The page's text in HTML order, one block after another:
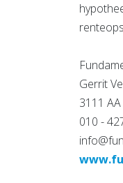
Gerrit
3111
010 -